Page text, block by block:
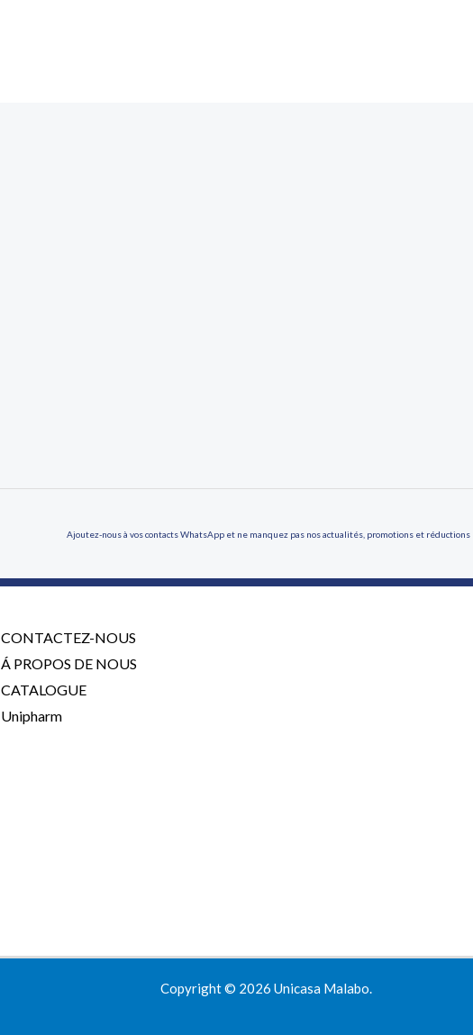
Ajoutez-nous à vos contacts WhatsApp et ne manquez pas nos actualités, promotions et réductions
CONTACTEZ-NOUS
Á PROPOS DE NOUS
CATALOGUE
Unipharm
Copyright © 2026 Unicasa Malabo.